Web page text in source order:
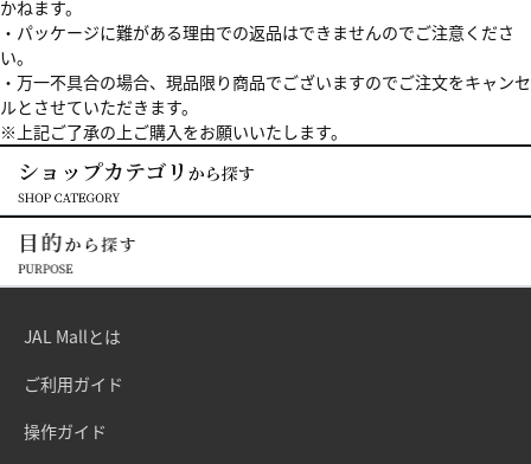
かねます。
・パッケージに難がある理由での返品はできませんのでご注意くださ
い。
・万一不具合の場合、現品限り商品でございますのでご注文をキャンセ
ルとさせていただきます。
※上記ご了承の上ご購入をお願いいたします。
JAL Mallとは
ご利用ガイド
操作ガイド